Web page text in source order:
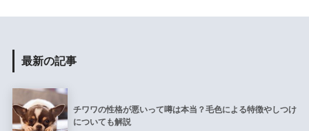
最新の記事
チワワの性格が悪いって噂は本当？毛色による特徴やしつけ
についても解説